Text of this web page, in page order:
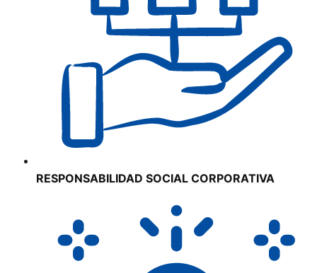
RESPONSABILIDAD SOCIAL CORPORATIVA